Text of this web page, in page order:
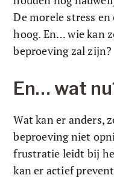
De morele stress
hoog. En… wie kan
beproeving zal zijn?
En… wat
Wat kan er anders,
beproeving niet
frustratie leidt bij
kan er actief